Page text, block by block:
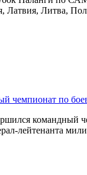
Латвия, Литва,
чемпионат по
лейтенанта